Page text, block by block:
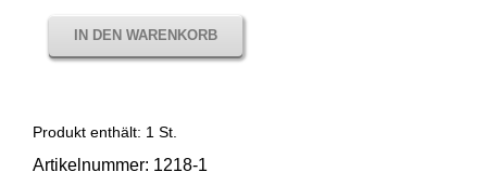
IN DEN WARENKORB
Produkt enthält: 1 St.
Artikelnummer: 1218-1